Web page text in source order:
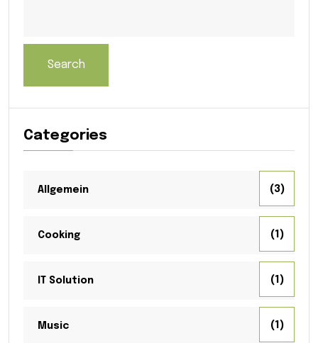
Search
Categories
Allgemein (3)
Cooking (1)
IT Solution (1)
Music (1)